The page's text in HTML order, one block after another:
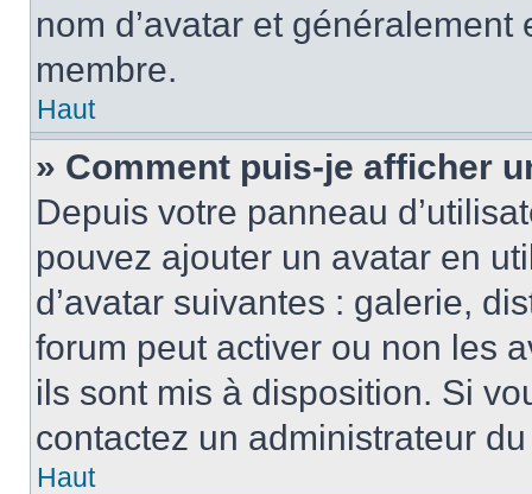
nom d’avatar et
membre.
Haut
» Comment puis-je afficher
Depuis votre panneau
pouvez ajouter un avatar en
d’avatar suivantes : galerie,
forum peut activer ou non les
ils sont mis à disposition. Si
contactez un administrateur
Haut